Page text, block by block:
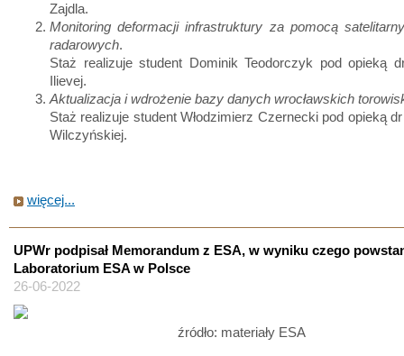
Zajdla.
Monitoring deformacji infrastruktury za pomocą
radarowych.
Staż realizuje student Dominik Teodorczyk pod opieką
Ilievej.
Aktualizacja i wdrożenie bazy danych wrocławskich
Staż realizuje student Włodzimierz Czernecki pod opieką
Wilczyńskiej.
więcej...
UPWr podpisał Memorandum z ESA, w wyniku czego
Laboratorium ESA w Polsce
26-06-2022
źródło: materiały ESA